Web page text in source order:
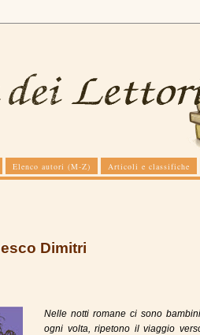
Elenco autori (M-Z) Articoli e classifiche
Dimitri
Nelle notti romane ci sono
ogni volta, ripetono il viaggio